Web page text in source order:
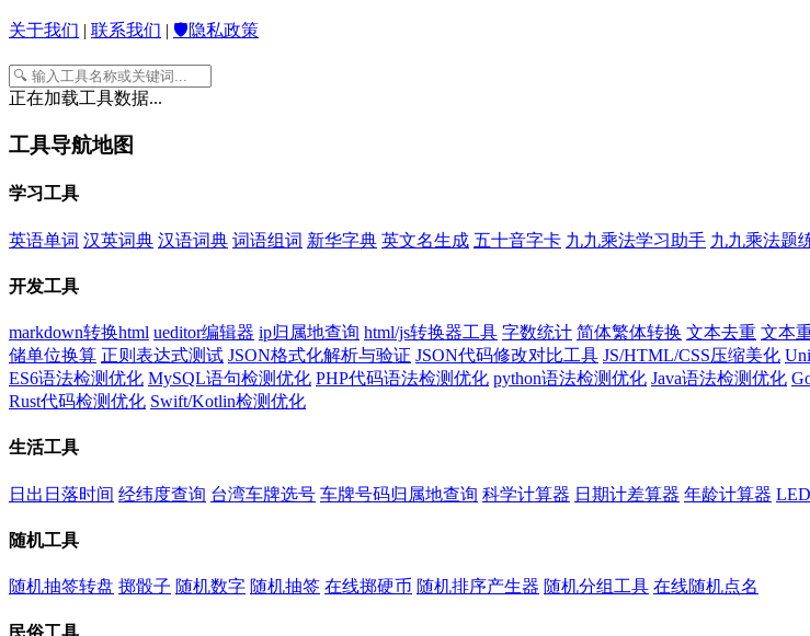
关于我们 | 联系我们 | 🛡️隐私政策
正在加载工具数据...
工具导航地图
学习工具
英语单词 汉英词典 汉语词典 词语组词 新华字典 英文名生成 五十音字卡 九九乘法学习助手 九九乘法题
开发工具
markdown转换html ueditor编辑器 ip归属地查询 html/js转换器工具 字数统计 简体繁体转换 文本去重 文本
储单位换算 正则表达式测试 JSON格式化解析与验证 JSON代码修改对比工具 JS/HTML/CSS压缩美化
ES6语法检测优化 MySQL语句检测优化 PHP代码语法检测优化 python语法检测优化 Java语法检测优化
Rust代码检测优化 Swift/Kotlin检测优化
生活工具
日出日落时间 经纬度查询 台湾车牌选号 车牌号码归属地查询 科学计算器 日期计差算器 年龄计算器
随机工具
随机抽签转盘 掷骰子 随机数字 随机抽签 在线掷硬币 随机排序产生器 随机分组工具 在线随机点名